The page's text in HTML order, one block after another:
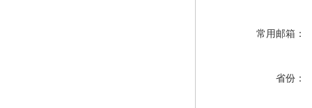
常用邮箱：
省份：